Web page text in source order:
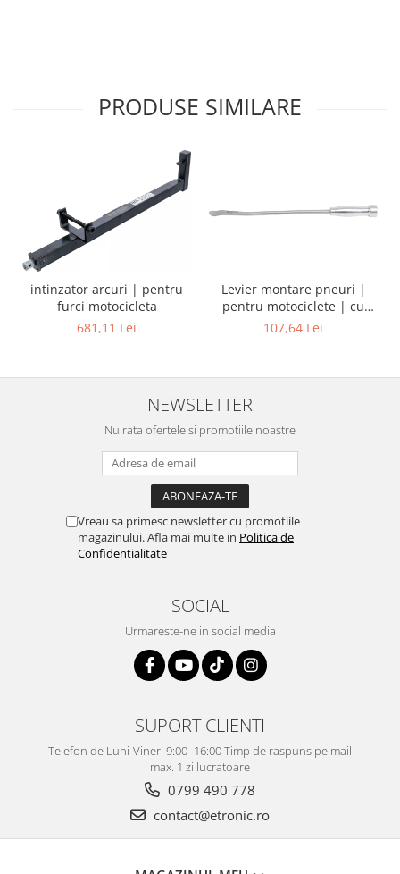
PRODUSE SIMILARE
intinzator arcuri | pentru
furci motocicleta
681,11 Lei
Levier montare pneuri |
pentru motociclete | cu
maner din aluminiu | 390
107,64 Lei
NEWSLETTER
Nu rata ofertele si promotiile noastre
Vreau sa primesc newsletter cu promotiile
magazinului. Afla mai multe in Politica de
Confidentialitate
SOCIAL
Urmareste-ne in social media
SUPORT CLIENTI
Telefon de Luni-Vineri 9:00 -16:00 Timp de raspuns pe mail
max. 1 zi lucratoare
0799 490 778
contact@etronic.ro